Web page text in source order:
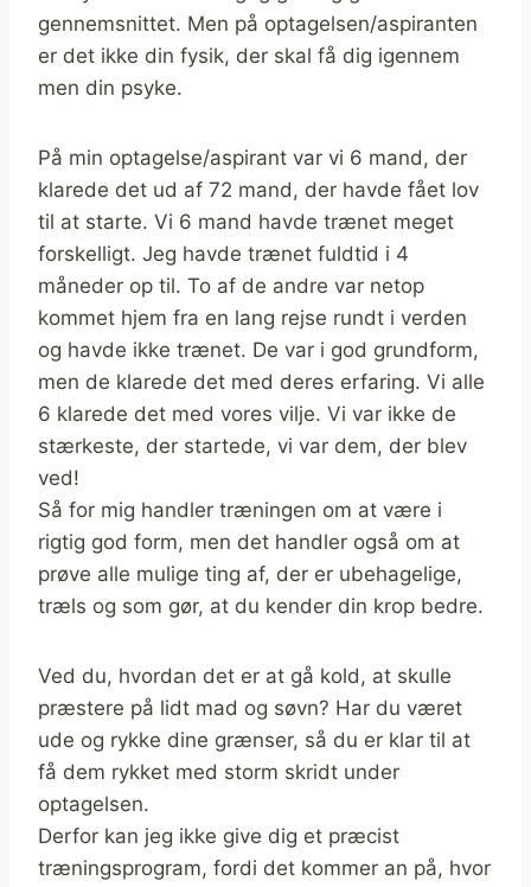
gennemsnittet. Men på optagelsen/aspiranten
er det ikke din fysik, der skal få dig igennem
men din psyke.
På min optagelse/aspirant var vi 6 mand, der
klarede det ud af 72 mand, der havde fået lov
til at starte. Vi 6 mand havde trænet meget
forskelligt. Jeg havde trænet fuldtid i 4
måneder op til. To af de andre var netop
kommet hjem fra en lang rejse rundt i verden
og havde ikke trænet. De var i god grundform,
men de klarede det med deres erfaring. Vi alle
6 klarede det med vores vilje. Vi var ikke de
stærkeste, der startede, vi var dem, der blev
ved!
Så for mig handler træningen om at være i
rigtig god form, men det handler også om at
prøve alle mulige ting af, der er ubehagelige,
træls og som gør, at du kender din krop bedre.
Ved du, hvordan det er at gå kold, at skulle
præstere på lidt mad og søvn? Har du været
ude og rykke dine grænser, så du er klar til at
få dem rykket med storm skridt under
optagelsen.
Derfor kan jeg ikke give dig et præcist
træningsprogram, fordi det kommer an på, hvor